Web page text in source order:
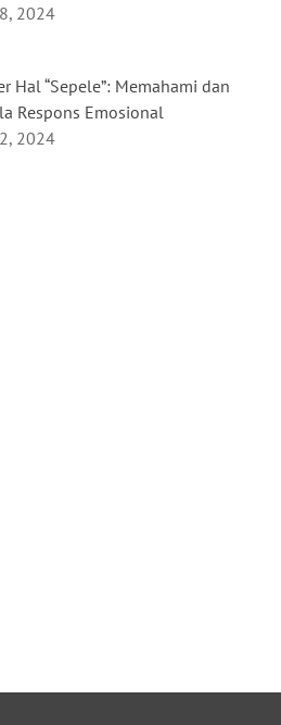
2024
Hal “Sepele”: Memahami dan
Respons Emosional
2024